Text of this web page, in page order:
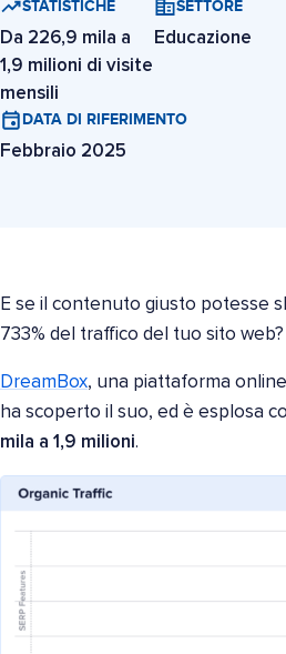
STATISTICHE
Da 226,9 mila a
1,9 milioni di visite
mensili
SETTORE
Educazione
DATA DI RIFERIMENTO
Febbraio 2025
E se il contenuto giusto potesse
733% del traffico del tuo sito web?
DreamBox, una piattaforma
ha scoperto il suo, ed è esplosa
mila a 1,9 milioni.